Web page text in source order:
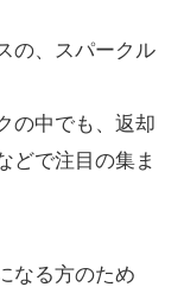
の、スパークル
の中でも、返却
どで注目の集ま
なる方のため